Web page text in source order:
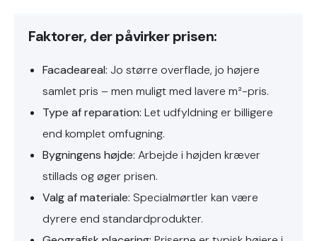
Faktorer, der påvirker prisen:
Facadeareal: Jo større overflade, jo højere
samlet pris – men muligt med lavere m²-pris.
Type af reparation: Let udfyldning er billigere
end komplet omfugning.
Bygningens højde: Arbejde i højden kræver
stillads og øger prisen.
Valg af materiale: Specialmørtler kan være
dyrere end standardprodukter.